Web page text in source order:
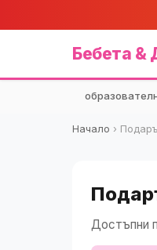
Бебета &
Начало ›
Достъпни